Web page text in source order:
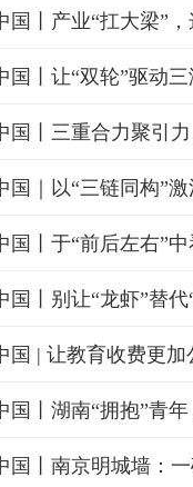
国丨产业“扛大梁”
国丨让“双轮”驱动
国丨三重合力聚引
国｜以“三链同构”
国丨于“前后左右”
国丨别让“龙虾”替代
国 | 让教育收费更加
国丨湖南“拥抱”青
国丨南京明城墙：